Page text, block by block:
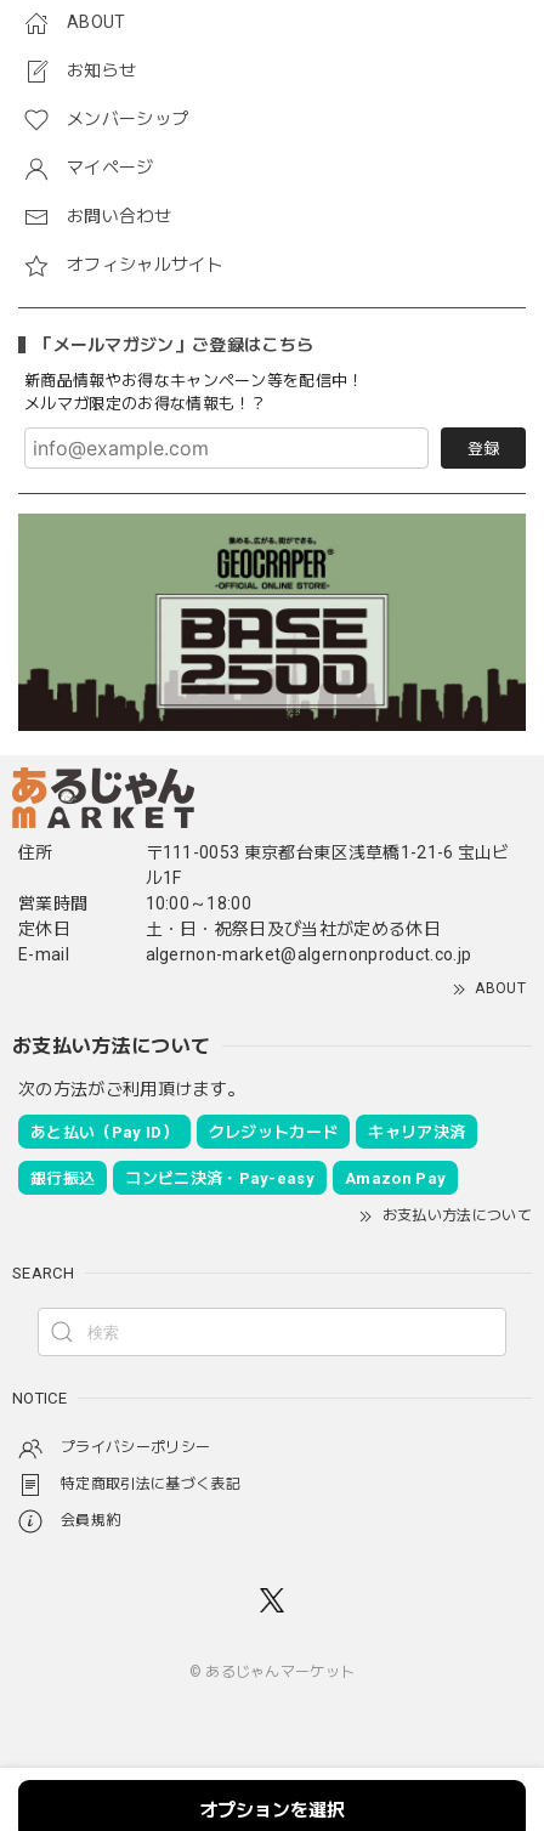
ABOUT
お知らせ
メンバーシップ
マイページ
お問い合わせ
オフィシャルサイト
「メールマガジン」ご登録はこちら
新商品情報やお得なキャンペーン等を配信中！
メルマガ限定のお得な情報も！？
登録
住所
〒111-0053 東京都台東区浅草橋1-21-6 宝山ビ
ル1F
営業時間
10:00～18:00
定休日
土・日・祝祭日及び当社が定める休日
E-mail
algernon-market@algernonproduct.co.jp
ABOUT
お支払い方法について
次の方法がご利用頂けます。
あと払い（Pay ID） クレジットカード キャリア決済
銀行振込 コンビニ決済・Pay-easy Amazon Pay
お支払い方法について
SEARCH
NOTICE
プライバシーポリシー
特定商取引法に基づく表記
会員規約
© あるじゃんマーケット
オプションを選択